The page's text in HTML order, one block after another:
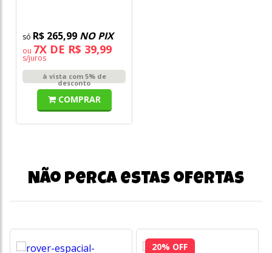
R$ 265,99 NO PIX
ou 7X DE R$ 39,99
s/juros
à vista com 5% de
desconto
COMPRAR
Não perca estas ofertas
20% OFF